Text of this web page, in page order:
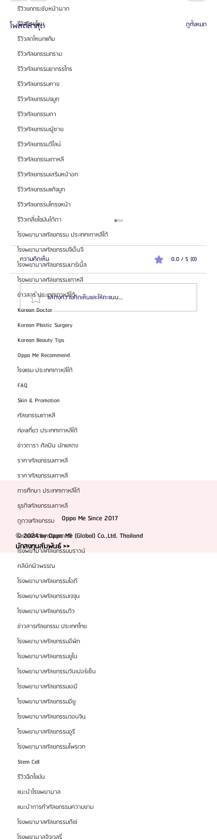
รีวิวยกกระชับหน้าผาก
รีวิวร้อยไหม
รีวิวลดโหนกแก้ม
รีวิวศัลยกรรมกราม
รีวิวศัลยกรรมขากรรไกร
รีวิวศัลยกรรมคาง
รีวิวศัลยกรรมจมูก
รีวิวศัลยกรรมตา
รีวิวศัลยกรรมผู้ชาย
รีวิวศัลยกรรมวีไลน์
รีวิวศัลยกรรมเกาหลี
รีวิวศัลยกรรมเสริมหน้าอก
รีวิวศัลยกรรมแก้จมูก
รีวิวศัลยกรรมโครงหน้า
รีวิวเกลี่ยไขมันใต้ตา
โรงพยาบาลศัลยกรรม ประเทศเกาหลีใต้
โรงพยาบาลศัลยกรรมจีเอ็นจี
โรงพยาบาลศัลยกรรมมาร์เบิ้ล
โรงพยาบาลศัลยกรรมเกาหลี
ข่าวสาร ประเทศเกาหลีใต้
Korean Doctor
Korean Plastic Surgery
Korean Beauty Tips
Oppa Me Recommend
โรงแรม ประเทศเกาหลีใต้
FAQ
Skin & Promotion
ศัลยกรรมเกาหลี
ท่องเที่ยว ประเทศเกาหลีใต้
ข่าวดารา ศิลปิน นักแสดง
ราคาศัลยกรรมเกาหลี
ราคาศัลยกรรมเกาหลี
การศึกษา ประเทศเกาหลีใต้
ธุรกิจศัลยกรรมเกาหลี
ดูดวงศัลยกรรม
เอเจนซี่ศัลยกรรมเกาหลี
โรงพยาบาลศัลยกรรมบราวน์
คลินิกผิวพรรณ
โรงพยาบาลศัลยกรรมไอดี
โรงพยาบาลศัลยกรรมเจจุน
โรงพยาบาลศัลยกรรมวิว
ข่าวสารศัลยกรรม ประเทศไทย
โรงพยาบาลศัลยกรรมอีพิก
โรงพยาบาลศัลยกรรมยูโน
โรงพยาบาลศัลยกรรมวันเปอร์เซ็น
โรงพยาบาลศัลยกรรมเอบี
โรงพยาบาลศัลยกรรมอียู
โรงพยาบาลศัลยกรรมวอนจิน
โรงพยาบาลศัลยกรรมอูรี
โรงพยาบาลศัลยกรรมไพรเวท
Stem Cell
รีวิวฉีดไขมัน
แนะนำโรงพยาบาล
แนะนำการทำศัลยกรรมความงาม
โรงพยาบาลศัลยกรรมดีเซ่
โพสต์ล่าสุด ดูทั้งหมด
สุขภาพลึก
ความคิดเห็น 0.0 / 5 (0)
แสดงความคิดเห็นและให้คะแนน...
Oppa Me Since 2017
© 2024 by Oppa Me (Global) Co.,Ltd. Thailand
นักลงทุนสัมพันธ์ >>